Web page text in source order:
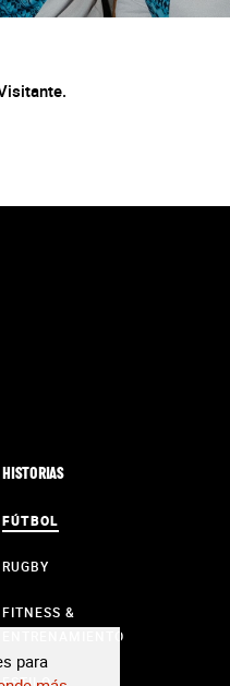
HISTORIAS
FÚTBOL
RUGBY
FITNESS &
ENTRENAMIENTO
ESTILO
para